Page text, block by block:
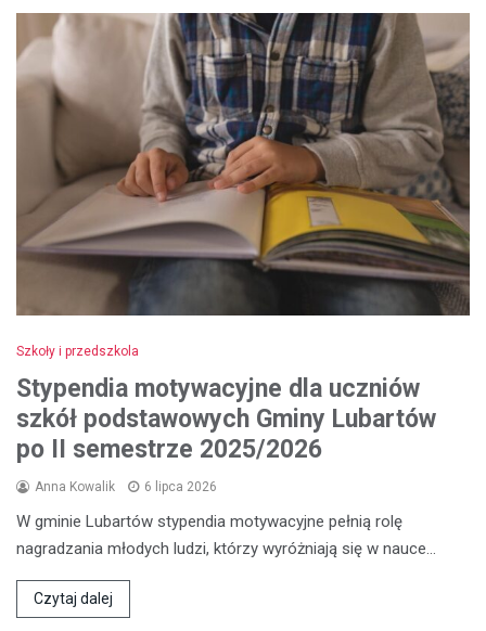
Szkoły i przedszkola
Stypendia motywacyjne dla uczniów
szkół podstawowych Gminy Lubartów
po II semestrze 2025/2026
Anna Kowalik 6 lipca 2026
W gminie Lubartów stypendia motywacyjne pełnią rolę
nagradzania młodych ludzi, którzy wyróżniają się w nauce…
Czytaj dalej